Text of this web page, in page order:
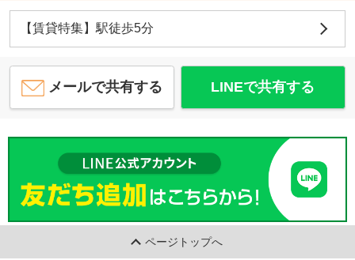
【賃貸特集】駅徒歩5分
メールで共有する LINEで共有する
ページトップへ